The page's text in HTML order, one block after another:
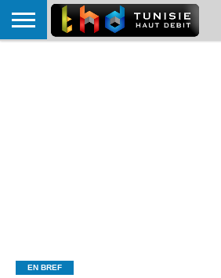
EN BREF